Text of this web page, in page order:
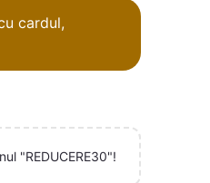
cardul,
"REDUCERE30"!